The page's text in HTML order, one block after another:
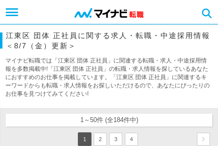
江東区 団体 正社員に関する求人・転職・中途採用情報
＜8/7（金）更新＞
マイナビ転職では「江東区 団体 正社員」に関連する転職・求人・中途採用情
報を多数掲載中!「江東区 団体 正社員」の転職・求人情報を探しているあなた
におすすめのお仕事を掲載しています。「江東区 団体 正社員」に関連するキ
ーワードからも転職・求人情報をお探しいただけるので、あなたにぴったりの
お仕事を見つけてみてください!
1～50件 (全184件中)
1 2 3 4